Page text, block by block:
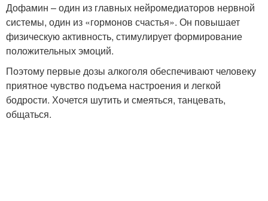
Дофамин – один из главных нейромедиаторов нервной
системы, один из «гормонов счастья». Он повышает
физическую активность, стимулирует формирование
положительных эмоций.
Поэтому первые дозы алкоголя обеспечивают человеку
приятное чувство подъема настроения и легкой
бодрости. Хочется шутить и смеяться, танцевать,
общаться.